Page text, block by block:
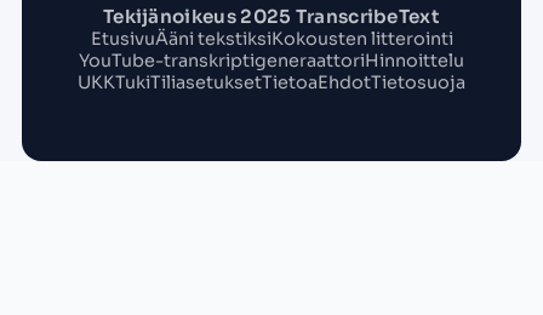
Tekijänoikeus 2025 TranscribeText
EtusivuÄäni tekstiksiKokousten litterointi
YouTube-transkriptigeneraattoriHinnoittelu
UKKTukiTiliasetuksetTietoaEhdotTietosuoja